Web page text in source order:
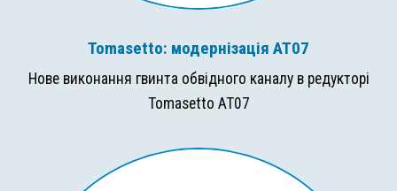
Tomasetto: модернізація AT07
Нове виконання гвинта обвідного каналу в редукторі
Tomasetto AT07